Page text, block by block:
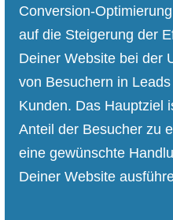
Conversion-
auf die Steigerung der
Deiner Website bei der
von Besuchern in
Kunden. Das Hauptziel
Anteil der Besucher zu
eine gewünschte
Deiner Website